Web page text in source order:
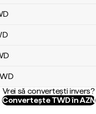
Vrei să convertești invers?
Convertește TWD în AZN